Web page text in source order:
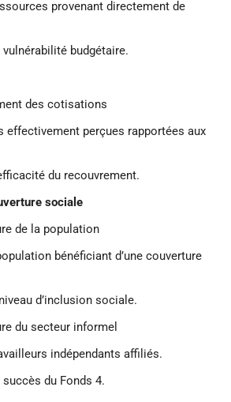
provenant directement de
budgétaire.
des cotisations
effectivement perçues rapportées aux
du recouvrement.
sociale
de la population
bénéficiant d’une couverture
d’inclusion sociale.
du secteur informel
indépendants affiliés.
du Fonds 4.